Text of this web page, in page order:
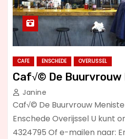
CAFE ENSCHEDE OVERIJSSEL
Caf√© De Buurvrouw
Janine
Caf√© De Buurvrouw
Enschede Overijssel U kunt
4324795 Of e-mailen naar: